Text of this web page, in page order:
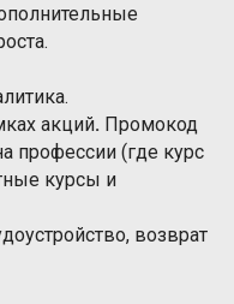
акций. Промокод
профессии (где курс
курсы и
возврат